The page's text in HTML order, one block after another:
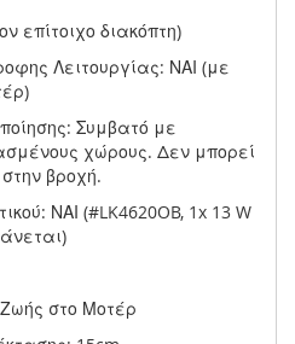
επίτοιχο διακόπτη)
Λειτουργίας: ΝΑΙ (με
Συμβατό με
χώρους. Δεν μπορεί
βροχή.
ΝΑΙ (#LK4620OB, 1x 13 W
στο Μοτέρ